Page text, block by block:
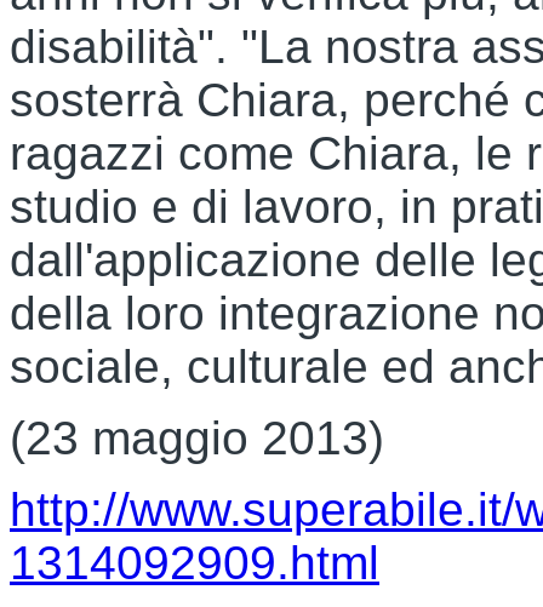
disabilità". "La nostra
sosterrà Chiara, perché
ragazzi come Chiara, le
studio e di lavoro, in
dall'applicazione delle
della loro integrazione
sociale, culturale ed
(23 maggio 2013)
http://www.superabile.it/
1314092909.html